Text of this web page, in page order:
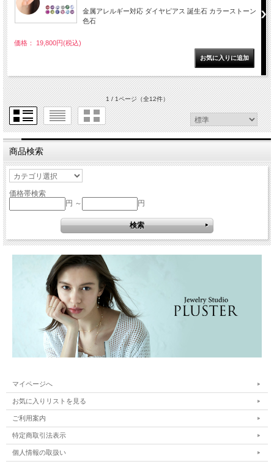
金属アレルギー対応 ダイヤピアス 誕生石 カラーストーン
色石
価格： 19,800円(税込)
1 / 1ページ（全12件）
商品検索
価格帯検索
円 ～
円
マイページへ
お気に入りリストを見る
ご利用案内
特定商取引法表示
個人情報の取扱い